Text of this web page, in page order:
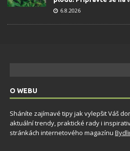
6.8.2026
O WEBU
Sháníte zajímavé tipy jak vylepšit Váš
aktuální trendy, praktické rady i
stránkách internetového magazínu